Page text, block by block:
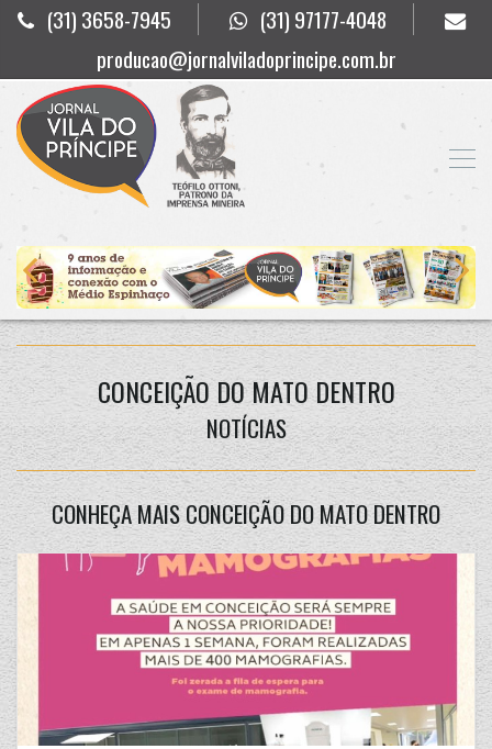
(31) 3658-7945
(31) 97177-4048
producao@jornalviladoprincipe.com.br
CONCEIÇÃO DO MATO DENTRO
NOTÍCIAS
CONHEÇA MAIS CONCEIÇÃO DO MATO DENTRO